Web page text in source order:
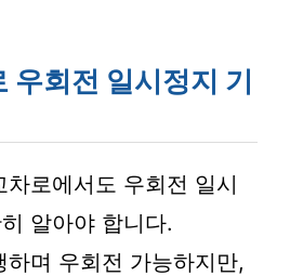
우회전 일시정지 기
로에서도 우회전 일시
알아야 합니다.
며 우회전 가능하지만,